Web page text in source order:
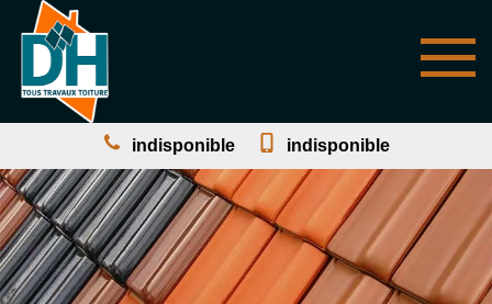
indisponible indisponible